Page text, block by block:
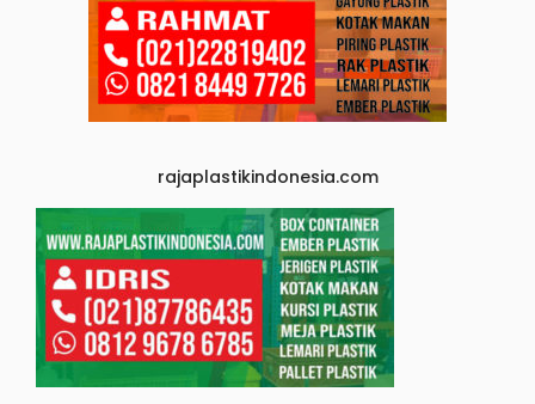
rajaplastikindonesia.com